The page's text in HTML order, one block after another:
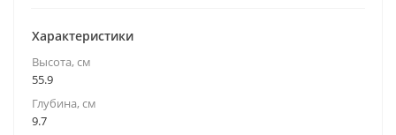
Характеристики
Высота, см
55.9
Глубина, см
9.7